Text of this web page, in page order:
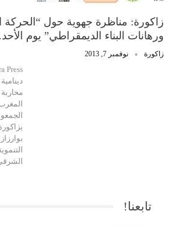
زاكورة: مناظرة جهوية حول “الحركة
ورهانات البناء الديمقراطي” يوم
زاكورة نوفمبر 7, 2013
تابعنا!